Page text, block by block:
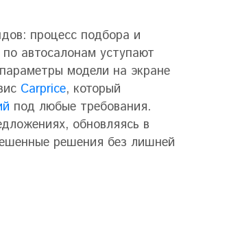
процесс подбора и
автосалонам уступают
модели на экране
Carprice, который
под любые требования.
обновляясь в
решения без лишней